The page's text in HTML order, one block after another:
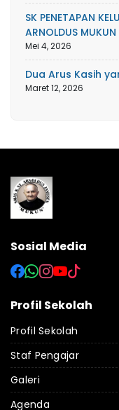
SK PENETAPAN
ARNOLDUS
Mei 4, 2026
Dua Arus Kasih
Maret 12, 2026
Sosial Media
Profil Sekolah
Profil Sekolah
Staf Pengajar
Galeri
Agenda